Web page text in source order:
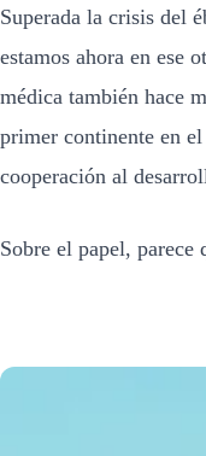
Superada la crisis del
estamos ahora en ese
médica también hace
primer continente en
cooperación al
Sobre el papel, parece